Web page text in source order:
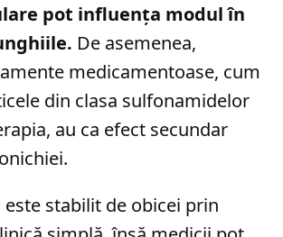
pot influența modul în
De asemenea,
medicamentoase, cum
din clasa sulfonamidelor
au ca efect secundar
stabilit de obicei prin